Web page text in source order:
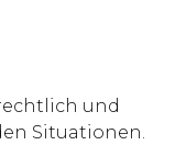
und
Situationen.